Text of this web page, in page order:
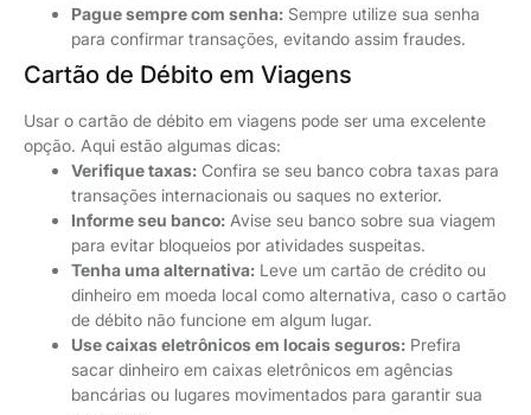
Pague sempre com senha: Sempre utilize sua senha
para confirmar transações, evitando assim fraudes.
Cartão de Débito em Viagens
Usar o cartão de débito em viagens pode ser uma excelente
opção. Aqui estão algumas dicas:
Verifique taxas: Confira se seu banco cobra taxas para
transações internacionais ou saques no exterior.
Informe seu banco: Avise seu banco sobre sua viagem
para evitar bloqueios por atividades suspeitas.
Tenha uma alternativa: Leve um cartão de crédito ou
dinheiro em moeda local como alternativa, caso o cartão
de débito não funcione em algum lugar.
Use caixas eletrônicos em locais seguros: Prefira
sacar dinheiro em caixas eletrônicos em agências
bancárias ou lugares movimentados para garantir sua